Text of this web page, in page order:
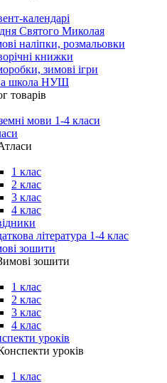
календарі
Святого Миколая
наліпки, розмальовки
книжки
зимові ігри
школа НУШ
товарів
мови 1-4 класи
1 клас
2 клас
3 клас
4 клас
література 1-4 клас
зошити
зошити
1 клас
2 клас
3 клас
4 клас
уроків
уроків
1 клас